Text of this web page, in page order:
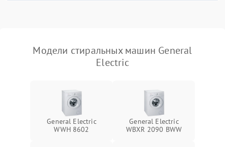
Модели стиральных машин General
Electric
General Electric
WWH 8602
General Electric
WBXR 2090 BWW